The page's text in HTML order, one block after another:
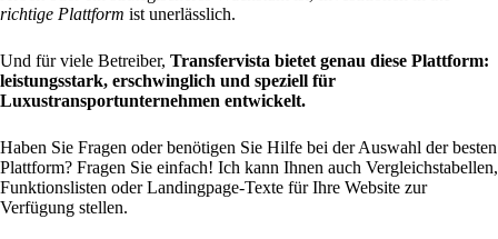
richtige Plattform ist unerlässlich.
Und für viele Betreiber, Transfervista bietet genau diese Plattform:
leistungsstark, erschwinglich und speziell für
Luxustransportunternehmen entwickelt.
Haben Sie Fragen oder benötigen Sie Hilfe bei der Auswahl der besten
Plattform? Fragen Sie einfach! Ich kann Ihnen auch Vergleichstabellen,
Funktionslisten oder Landingpage-Texte für Ihre Website zur
Verfügung stellen.